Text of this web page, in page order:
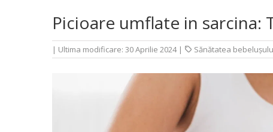
Sigurante pentru sertare si usi
Sigurante geamuri si usi glisante
Kituri de siguranta pentru copii si
Picioare umflate in sarcina:
| Ultima modificare: 30 Aprilie 2024| Sănătatea